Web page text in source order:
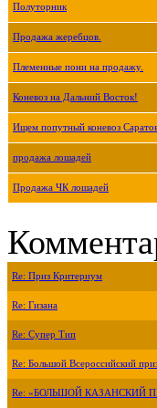
Полуторник
Продажа жеребцов.
Племенные пони на продажу.
Коневоз на Дальний Восток!
Ищем попутный коневоз
продажа лошадей
Продажа ЧК лошадей
Re: Приз Критериум
Re: Гизана
Re: Супер Тип
Re: Большой Всероссийский
Re: «БОЛЬШОЙ КАЗАНСКИЙ